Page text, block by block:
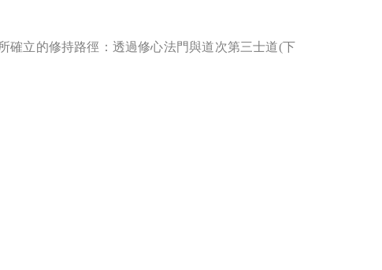
確立的修持路徑：透過修心法門與道次第三士道(下